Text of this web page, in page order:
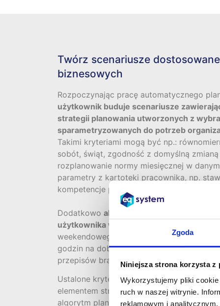
Zgoda
Niniejsza strona korzysta z
Wykorzystujemy pliki
ruch w naszej witrynie.
reklamowym i
Twórz scenariusze
biznesowych
Rozpoczynając pracę automatycznego
użytkownik buduje scenariusze
strategii planowania utworzonych z
sparametryzowanych do potrzeb
Takimi kryteriami mogą być np.:
sobót, świąt, zgodność z domyślną
rozplanowanie normy miesięcznej w
parametry z kartoteki pracownika, np.
kompetencje pracownika,
Dodatkowo algorytm planujący stosuje w
użytkownika weryfikatory
weekendowego systemu pracy,
godzin na dobę, czy weryfikatory
przepisów branżowych lub reguł
Ustalone kryteria z przypisanymi im
elementem strategii planowania czasu
algorytm planujący tworzy grafik.